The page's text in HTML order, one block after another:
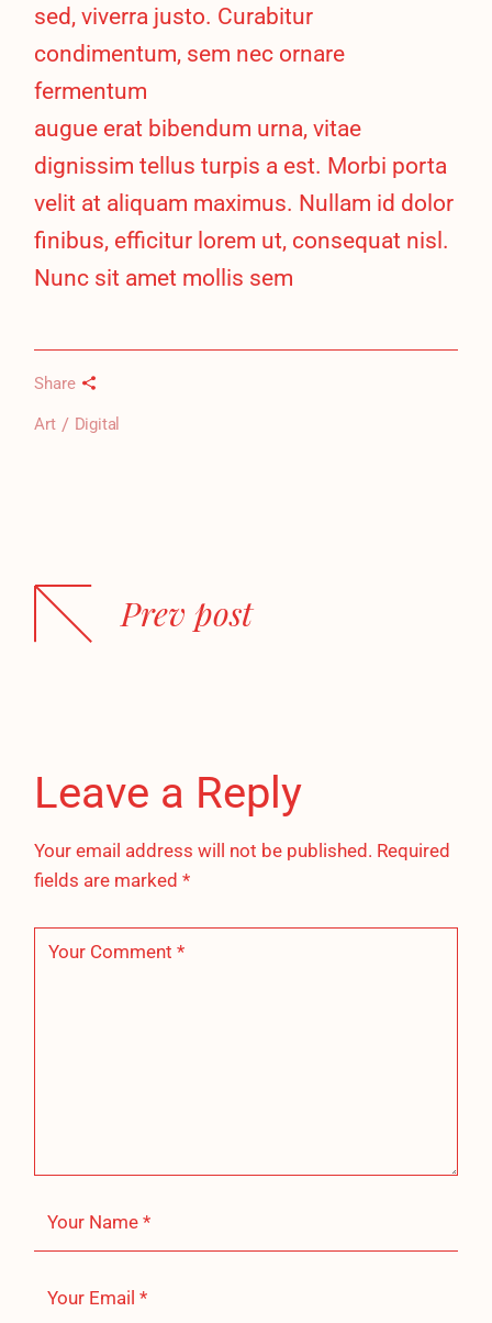
sed, viverra justo. Curabitur
condimentum, sem nec ornare
fermentum
augue erat bibendum urna, vitae
dignissim tellus turpis a est. Morbi porta
velit at aliquam maximus. Nullam id dolor
finibus, efficitur lorem ut, consequat nisl.
Nunc sit amet mollis sem
Share
Art Digital
Prev post
Leave a Reply
Your email address will not be published. Required
fields are marked*